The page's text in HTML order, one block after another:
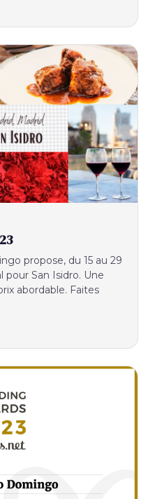
propose, du 15 au 29
pour San Isidro. Une
abordable. Faites